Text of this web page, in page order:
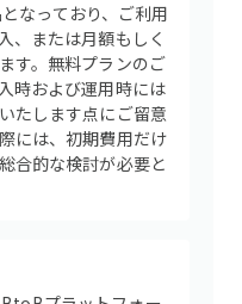
なっており、ご利用
、または月額もしく
す。無料プランのご
時および運用時には
たします点にご留意
には、初期費用だけ
合的な検討が必要と